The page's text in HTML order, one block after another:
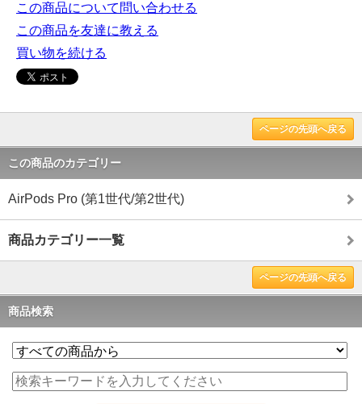
この商品について問い合わせる
この商品を友達に教える
買い物を続ける
ページの先頭へ戻る
この商品のカテゴリー
AirPods Pro (第1世代/第2世代)
商品カテゴリー一覧
ページの先頭へ戻る
商品検索